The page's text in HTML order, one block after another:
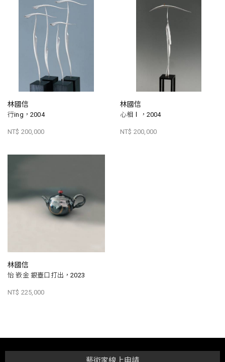
林國信
行ing，2004
NT$ 200,000
林國信
心相Ⅰ，2004
NT$ 200,000
林國信
怡 嵌金 銀壺口打出，2023
NT$ 225,000